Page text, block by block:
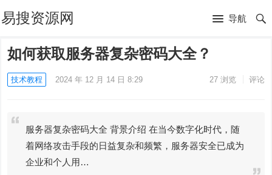
易搜资源网 导航
如何获取服务器复杂密码大全？
技术教程 2024 年 12 月 14 日 8:29 27浏览 评论
服务器复杂密码大全 背景介绍 在当今数字化时代，随
着网络攻击手段的日益复杂和频繁，服务器安全已成为
企业和个人用…